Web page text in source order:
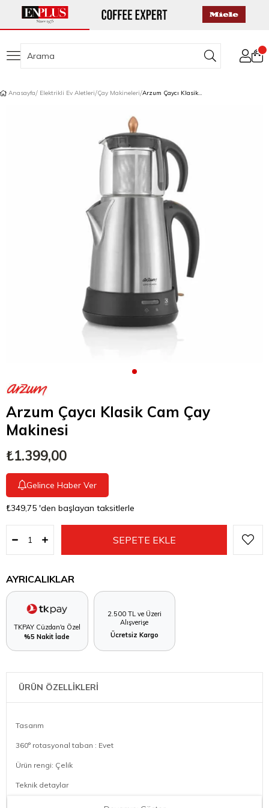
Anasayfa Elektrikli Ev Aletleri Çay Makineleri Arzum Çaycı Klasik Cam Çay Makinesi
Arzum Çaycı Klasik Cam Çay
Makinesi
₺1.399,00
Gelince Haber Ver
₺349,75 'den başlayan taksitlerle
AYRICALIKLAR
TKPAY Cüzdan'a Özel
%5 Nakit İade
2.500 TL ve Üzeri
Alışverişe
Ücretsiz Kargo
ÜRÜN ÖZELLİKLERİ
Tasarım
360° rotasyonal taban : Evet
Ürün rengi: Çelik
Teknik detaylar
Aşırı ısınma koruması: Evet